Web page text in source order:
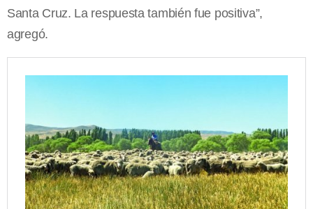
Santa Cruz. La respuesta también fue positiva”,
agregó.